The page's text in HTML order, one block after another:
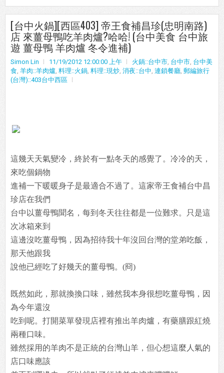
[台中火鍋][西區403] 帝王食補昌珍(忠明南路)
店 來薑母鴨吃羊肉爐?哈哈! (台中美食 台中旅
遊 薑母鴨 羊肉爐 冬令進補)
Simon Lin 11/19/2012 12:00:00 上午 火鍋::台中市 台中市 台中美
食 羊肉::羊肉爐 料理::火鍋 料理::現炒 消夜::台中 連鎖餐廳 郵編旅行
(台灣)::403台中西區
這幾天天氣變冷，終於有一點冬天的感覺了。冷冷的天，
來吃個鍋物
進補一下暖暖身子是最適合不過了。這家帝王食補台中昌
珍店在我們
台中以薑母鴨聞名，每到冬天往往都是一位難求。只是這
次冰箱來到
這邊沒吃薑母鴨，因為招待我十年沒回台灣的堂弟吃飯，
那天他跟我
說他已經吃了好幾天的薑母鴨。(冏)
既然如此，那就換換口味，雖然我本身很想吃薑母鴨，因
為今年還沒
吃到呢。打開菜單發現店裡有推出羊肉爐，有藥膳跟紅燒
兩種口味。
雖然採用的羊肉不是正統的台灣山羊，但心想這麼人氣的
店口味應該